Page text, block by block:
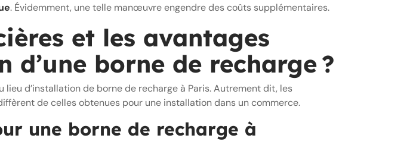
. Évidemment, une telle manœuvre engendre des coûts supplémentaires.
et les avantages
borne de recharge ?
d’installation de borne de recharge à Paris. Autrement dit, les
de celles obtenues pour une installation dans un commerce.
une borne de recharge à